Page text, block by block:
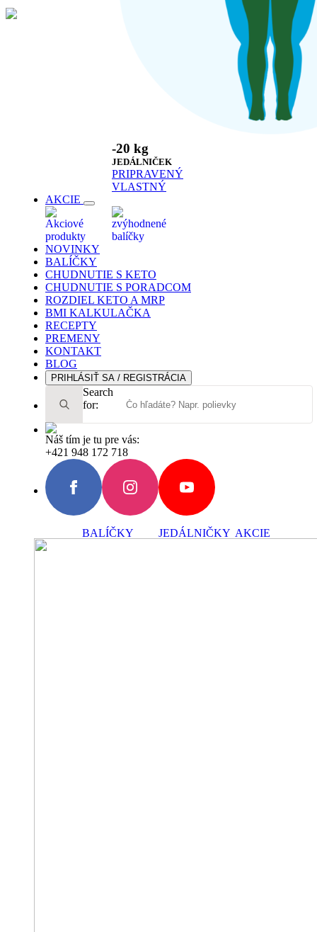
-20 kg
JEDÁLNIČEK
PRIPRAVENÝ
VLASTNÝ
AKCIE
Akciové
produkty
zvýhodnené
balíčky
NOVINKY
BALÍČKY
CHUDNUTIE S KETO
CHUDNUTIE S PORADCOM
ROZDIEL KETO A MRP
BMI KALKULAČKA
RECEPTY
PREMENY
KONTAKT
BLOG
PRIHLÁSIŤ SA / REGISTRÁCIA
Search
for:
Náš tím je tu pre vás:
+421 948 172 718
BALÍČKY JEDÁLNIČKY AKCIE